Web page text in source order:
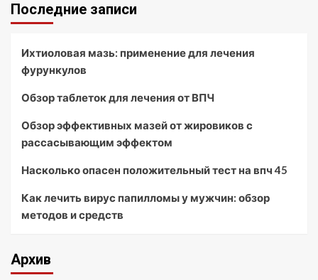
Последние записи
Ихтиоловая мазь: применение для лечения
фурункулов
Обзор таблеток для лечения от ВПЧ
Обзор эффективных мазей от жировиков с
рассасывающим эффектом
Насколько опасен положительный тест на впч 45
Как лечить вирус папилломы у мужчин: обзор
методов и средств
Архив